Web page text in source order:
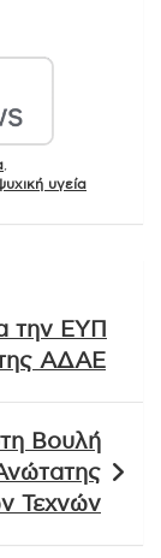
υγεία
την ΕΥΠ
της ΑΔΑΕ
Βουλή
Τεχνών